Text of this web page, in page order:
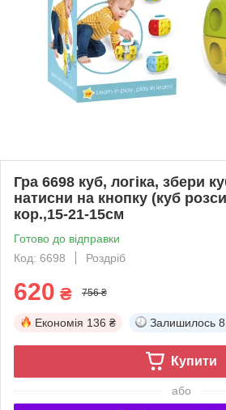
Гра 6698 куб, логіка, збери
натисни на кнопку (куб
кор.,15-21-15см
Готово до відправки
Код: 6698
Роздріб
620 ₴ 756 ₴
Економія 136 ₴ Залишилось
Купити
або